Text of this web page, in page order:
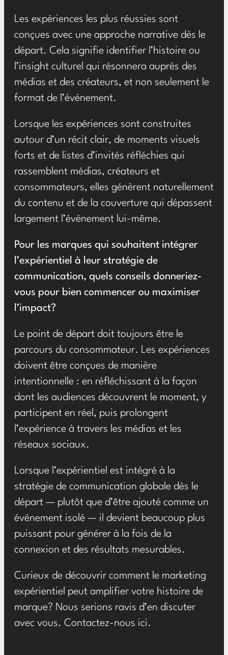
Les expériences les plus réussies sont
conçues avec une approche narrative dès le
départ. Cela signifie identifier l’histoire ou
l’insight culturel qui résonnera auprès des
médias et des créateurs, et non seulement le
format de l’événement.
Lorsque les expériences sont construites
autour d’un récit clair, de moments visuels
forts et de listes d’invités réfléchies qui
rassemblent médias, créateurs et
consommateurs, elles génèrent naturellement
du contenu et de la couverture qui dépassent
largement l’événement lui-même.
Pour les marques qui souhaitent intégrer
l’expérientiel à leur stratégie de
communication, quels conseils donneriez-
vous pour bien commencer ou maximiser
l’impact?
Le point de départ doit toujours être le
parcours du consommateur. Les expériences
doivent être conçues de manière
intentionnelle : en réfléchissant à la façon
dont les audiences découvrent le moment, y
participent en réel, puis prolongent
l’expérience à travers les médias et les
réseaux sociaux.
Lorsque l’expérientiel est intégré à la
stratégie de communication globale dès le
départ — plutôt que d’être ajouté comme un
événement isolé — il devient beaucoup plus
puissant pour générer à la fois de la
connexion et des résultats mesurables.
Curieux de découvrir comment le marketing
expérientiel peut amplifier votre histoire de
marque? Nous serions ravis d’en discuter
avec vous. Contactez-nous ici.